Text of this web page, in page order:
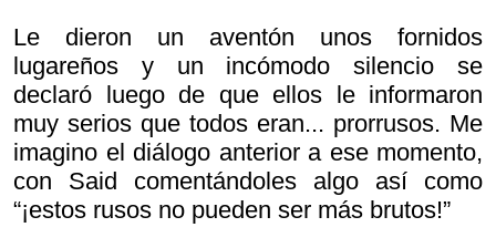
Le dieron un aventón unos fornidos
lugareños y un incómodo silencio se
declaró luego de que ellos le informaron
muy serios que todos eran... prorrusos. Me
imagino el diálogo anterior a ese momento,
con Said comentándoles algo así como
“¡estos rusos no pueden ser más brutos!”